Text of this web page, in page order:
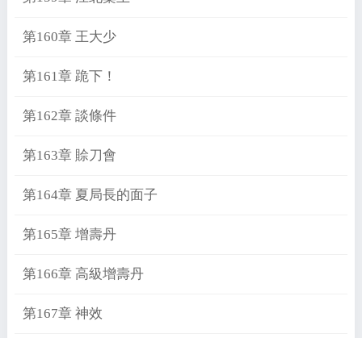
第160章 王大少
第161章 跪下！
第162章 談條件
第163章 賒刀會
第164章 夏局長的面子
第165章 增壽丹
第166章 高級增壽丹
第167章 神效